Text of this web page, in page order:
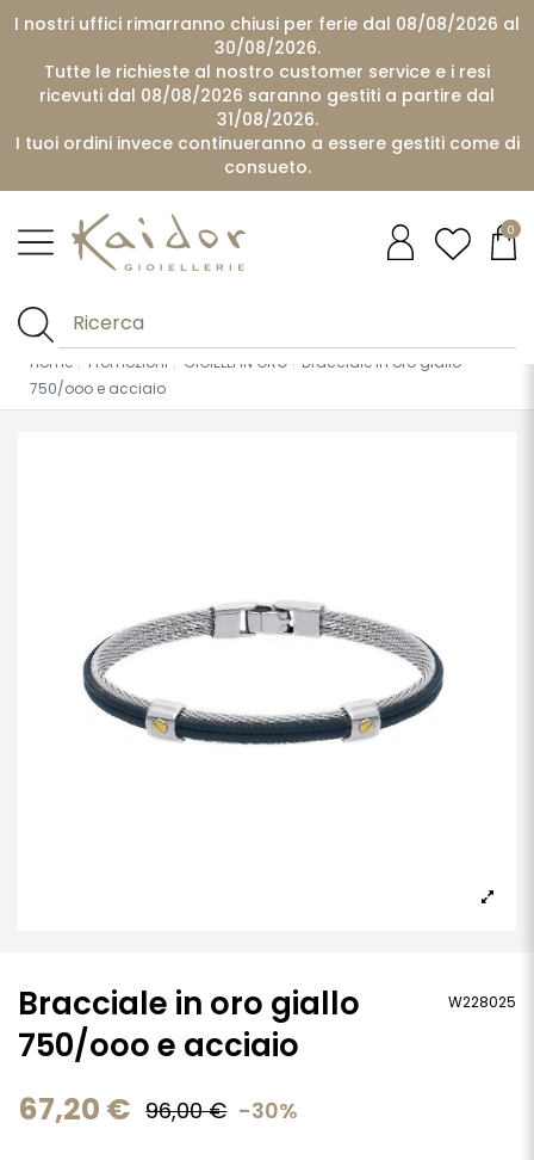
I nostri uffici rimarranno chiusi per ferie dal 08/08/2026 al
30/08/2026.
Tutte le richieste al nostro customer service e i resi
ricevuti dal 08/08/2026 saranno gestiti a partire dal
31/08/2026.
I tuoi ordini invece continueranno a essere gestiti come di
consueto.
0
Home Promozioni GIOIELLI IN ORO
Bracciale in oro giallo
750/ooo e acciaio
Bracciale in oro giallo
750/ooo e acciaio
W228025
67,20 € 96,00 € -30%